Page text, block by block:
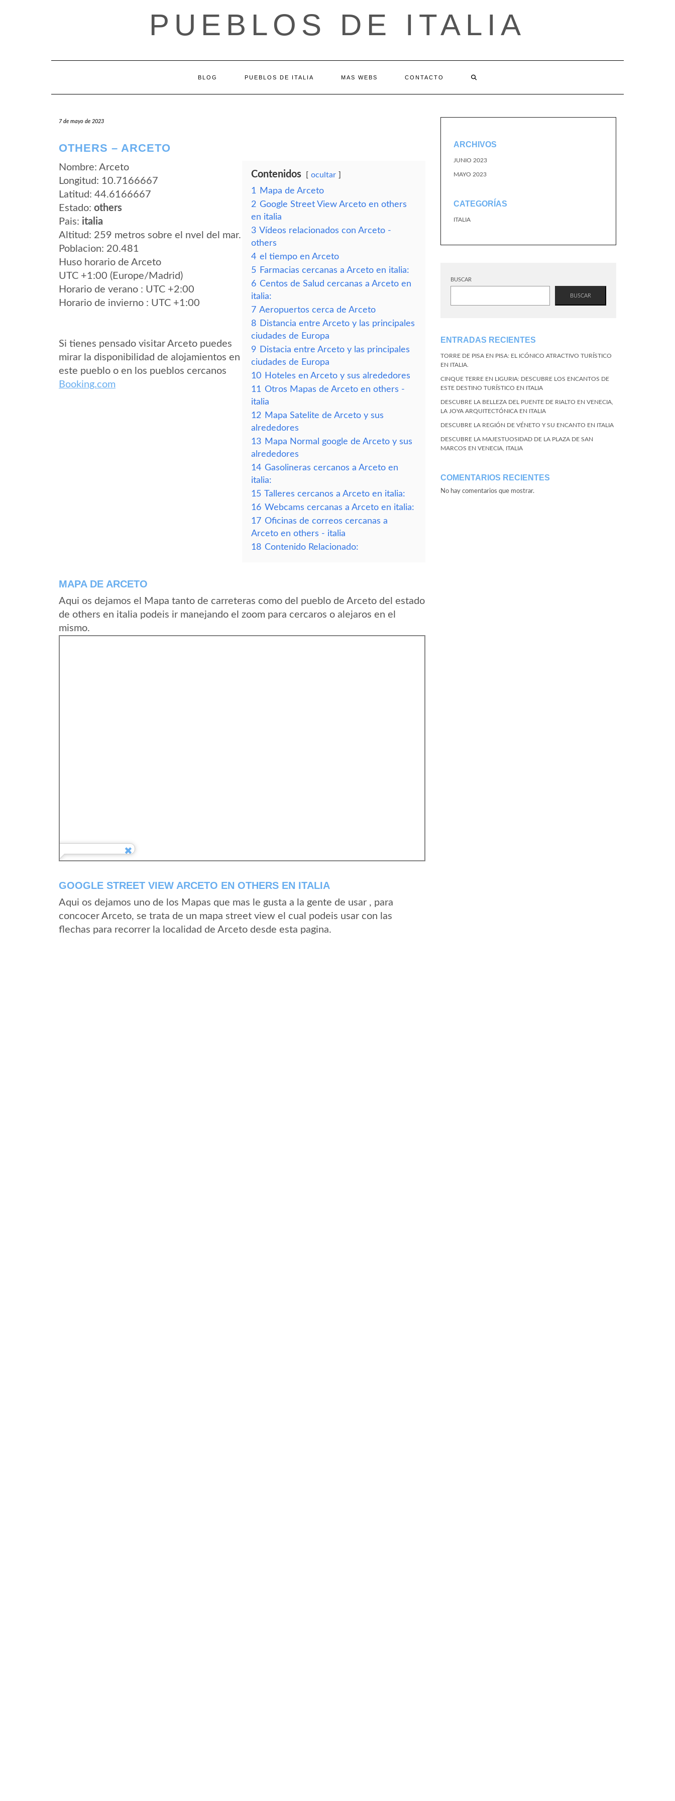
PUEBLOS DE ITALIA
BLOG PUEBLOS DE ITALIA MAS WEBS CONTACTO
7 de mayo de 2023
OTHERS – ARCETO
Nombre: Arceto
Longitud: 10.7166667
Latitud: 44.6166667
Estado: others
Pais: italia
Altitud: 259 metros sobre el nvel del mar.
Poblacion: 20.481
Huso horario de Arceto
UTC +1:00 (Europe/Madrid)
Horario de verano : UTC +2:00
Horario de invierno : UTC +1:00
Si tienes pensado visitar Arceto puedes
mirar la disponibilidad de alojamientos en
este pueblo o en los pueblos cercanos
Booking.com
Contenidos ocultar
1
Mapa de Arceto
2 Google Street View Arceto en others
en italia
3 Vídeos relacionados con Arceto -
others
4 el tiempo en Arceto
5 Farmacias cercanas a Arceto en italia:
6 Centos de Salud cercanas a Arceto en
italia:
7 Aeropuertos cerca de Arceto
8 Distancia entre Arceto y las principales
ciudades de Europa
9 Distacia entre Arceto y las principales
ciudades de Europa
10 Hoteles en Arceto y sus alrededores
11 Otros Mapas de Arceto en others -
italia
12 Mapa Satelite de Arceto y sus
alrededores
13 Mapa Normal google de Arceto y sus
alrededores
14 Gasolineras cercanos a Arceto en
italia:
15 Talleres cercanos a Arceto en italia:
16 Webcams cercanas a Arceto en italia:
17 Oficinas de correos cercanas a
Arceto en others - italia
18 Contenido Relacionado:
MAPA DE ARCETO
Aqui os dejamos el Mapa tanto de carreteras como del pueblo de Arceto del estado
de others en italia podeis ir manejando el zoom para cercaros o alejaros en el
mismo.
GOOGLE STREET VIEW ARCETO EN OTHERS EN ITALIA
Aqui os dejamos uno de los Mapas que mas le gusta a la gente de usar , para
concocer Arceto, se trata de un mapa street view el cual podeis usar con las
flechas para recorrer la localidad de Arceto desde esta pagina.
ARCHIVOS
JUNIO 2023
MAYO 2023
CATEGORÍAS
ITALIA
BUSCAR
BUSCAR
ENTRADAS RECIENTES
TORRE DE PISA EN PISA: EL ICÓNICO ATRACTIVO TURÍSTICO
EN ITALIA.
CINQUE TERRE EN LIGURIA: DESCUBRE LOS ENCANTOS DE
ESTE DESTINO TURÍSTICO EN ITALIA
DESCUBRE LA BELLEZA DEL PUENTE DE RIALTO EN VENECIA,
LA JOYA ARQUITECTÓNICA EN ITALIA
DESCUBRE LA REGIÓN DE VÉNETO Y SU ENCANTO EN ITALIA
DESCUBRE LA MAJESTUOSIDAD DE LA PLAZA DE SAN
MARCOS EN VENECIA, ITALIA
COMENTARIOS RECIENTES
No hay comentarios que mostrar.